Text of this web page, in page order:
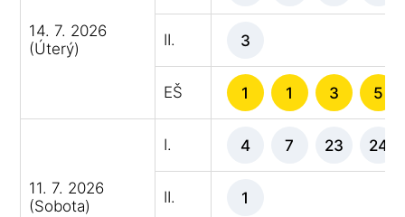
14. 7. 2026
(Úterý)
II. 3
EŠ 1 1 3 5
11. 7. 2026
(Sobota)
I. 4 7 23 24
II. 1